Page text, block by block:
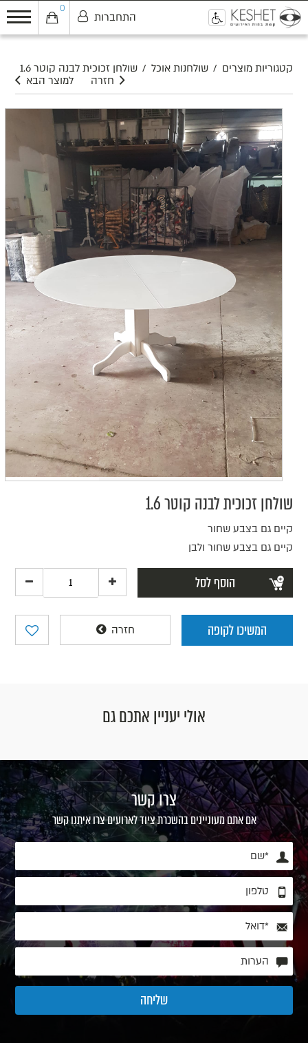
0
התחברות
קטגוריות מוצרים / שולחנות אוכל / שולחן זכוכית לבנה קוטר 1.6
למוצר הבא
חזרה
שולחן זכוכית לבנה קוטר 1.6
קיים גם בצבע שחור
קיים גם בצבע שחור ולבן
הוסף לסל
המשיכו לקופה חזרה
אולי יעניין אתכם גם
צרו קשר
אם אתם מעוניינים בהשכרת ציוד לארועים צרו איתנו קשר